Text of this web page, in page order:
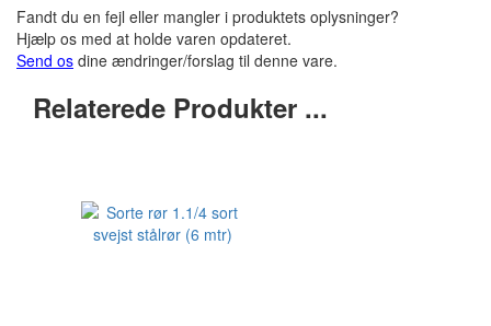
Fandt du en fejl eller mangler i produktets oplysninger?
Hjælp os med at holde varen opdateret.
Send os dine ændringer/forslag til denne vare.
Relaterede Produkter ...